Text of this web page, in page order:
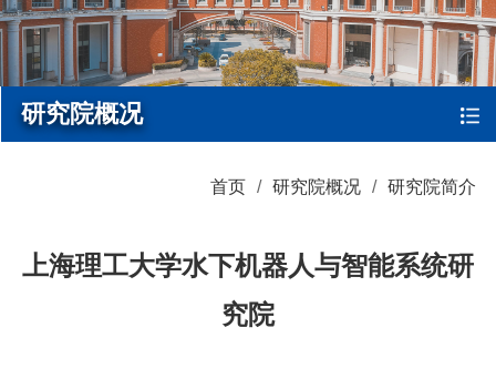
研究院概况
首页 研究院概况 研究院简介
上海理工大学水下机器人与智能系统研
究院